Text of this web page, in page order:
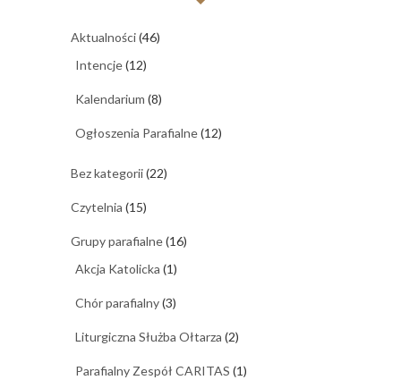
Aktualności(46)
Intencje(12)
Kalendarium (8)
Ogłoszenia Parafialne(12)
Bez kategorii(22)
Czytelnia (15)
Grupy parafialne(16)
Akcja Katolicka (1)
Chór parafialny(3)
Liturgiczna Służba Ołtarza (2)
Parafialny Zespół CARITAS (1)